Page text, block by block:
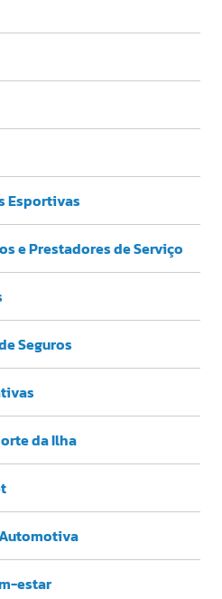
Esportivas
e Prestadores de Serviço
Seguros
da Ilha
estar